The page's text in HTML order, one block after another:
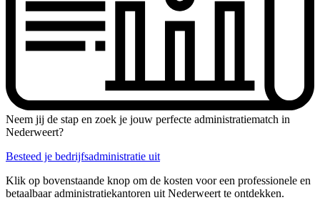
Neem jij de stap en zoek je jouw perfecte administratiematch in
Nederweert?
Besteed je bedrijfsadministratie uit
Klik op bovenstaande knop om de kosten voor een professionele en
betaalbaar administratiekantoren uit Nederweert te ontdekken.